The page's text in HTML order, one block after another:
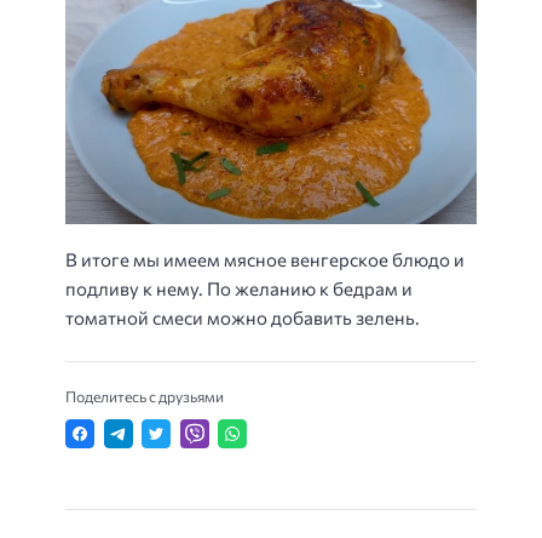
В итоге мы имеем мясное венгерское блюдо и
подливу к нему. По желанию к бедрам и
томатной смеси можно добавить зелень.
Поделитесь с друзьями